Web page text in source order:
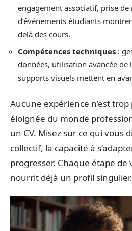
engagement associatif, prise
d’événements étudiants
delà des cours.
Compétences techniques :
données, utilisation avancée de
supports visuels mettent en
Aucune expérience n’est
éloignée du monde
un CV. Misez sur ce qui vous
collectif, la capacité à
progresser. Chaque étape de
nourrit déjà un profil singulier.